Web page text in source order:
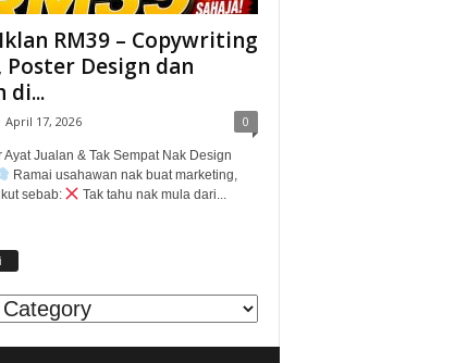
RM39 – Copywriting
Poster Design dan
di...
April 17, 2026 0
Ayat Jualan & Tak Sempat Nak Design
Ramai usahawan nak buat marketing,
sebab:
Tak tahu nak mula dari...